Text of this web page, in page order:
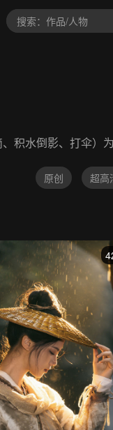
积水倒影、打伞）
原创 超高